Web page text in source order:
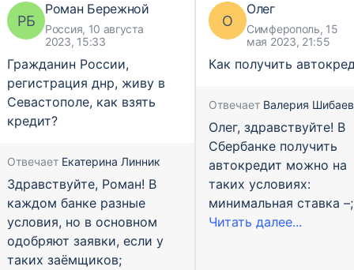
РБ
Роман Бережной
Россия, 10 августа
2023, 15:33
Гражданин России,
регистрация днр, живу в
Севастополе, как взять
кредит?
Отвечает Екатерина Линник
Здравствуйте, Роман! В
каждом банке разные
условия, но в основном
одобряют заявки, если у
таких заёмщиков;
О
Олег
Симферополь, 15
мая 2023, 21:55
Как получить
Отвечает Валерия
Олег, здравствуйте! В
Сбербанке получить
автокредит можно на
таких условиях:
минимальная ставка –;
Читать далее...